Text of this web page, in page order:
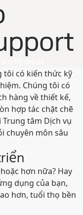
tôi có kiến thức kỹ
Chúng tôi có
hàng về thiết kế,
hợp tác chặt chẽ
Trung tâm Dịch vụ
chuyên môn sâu
hơn nữa? Hay
dụng của bạn,
hơn, tuổi thọ bền